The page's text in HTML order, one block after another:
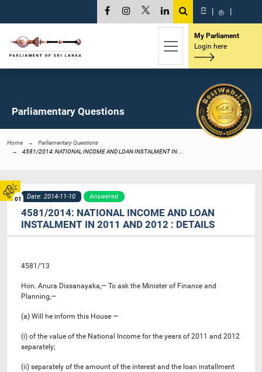
01
සි | த |
My Parliament
Login here
Parliamentary Questions
Home
Parliamentary Questions
4581/2014: NATIONAL INCOME AND LOAN INSTALMENT IN ...
Date: 2014-11-10 Answered
4581/2014: NATIONAL INCOME AND LOAN
INSTALMENT IN 2011 AND 2012 : DETAILS
4581/’13
Hon. Anura Dissanayaka,— To ask the Minister of Finance and
Planning,—
(a) Will he inform this House —
(i) of the value of the National Income for the years of 2011 and 2012
separately;
(ii) separately of the amount of the interest and the loan installment